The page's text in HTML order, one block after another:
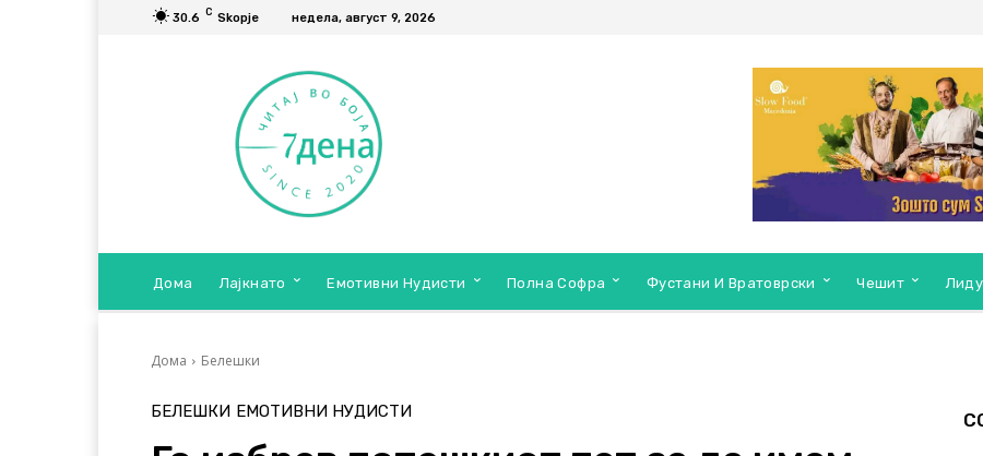
30.6 C Skopje недела, август 9, 2026
Дома Лајкнато Емотивни Нудисти Полна Софра Фустани И Вратоврски Чешит
Дома Белешки
БЕЛЕШКИ ЕМОТИВНИ НУДИСТИ